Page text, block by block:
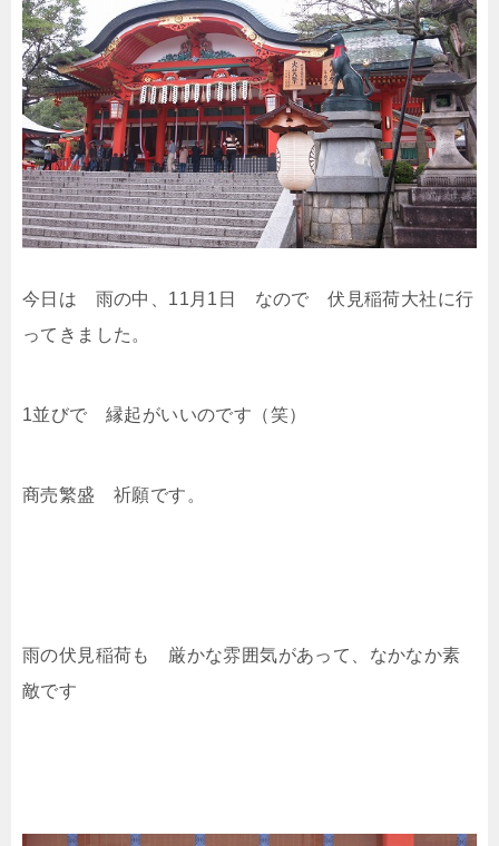
今日は 雨の中、11月1日 なので 伏見稲荷大社に行
ってきました。
1並びで 縁起がいいのです（笑）
商売繁盛 祈願です。
雨の伏見稲荷も 厳かな雰囲気があって、なかなか素
敵です